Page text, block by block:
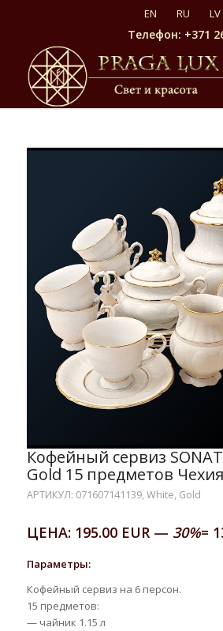
Телефон: +371
Кофейный сервиз
Gold 15 предметов Чехия
АРТИКУЛ: 071607141139, White, Gold
ЦЕНА: 195.00 EUR — 30%=
Параметры:
Кофейный сервиз на 6 персон.
15 предметов:
— чайник 1.15 л